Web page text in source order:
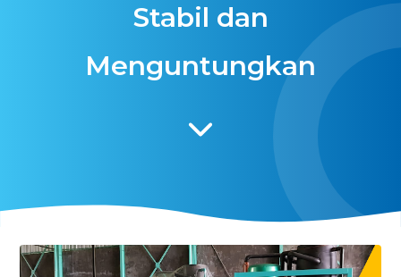
Stabil dan
Menguntungkan